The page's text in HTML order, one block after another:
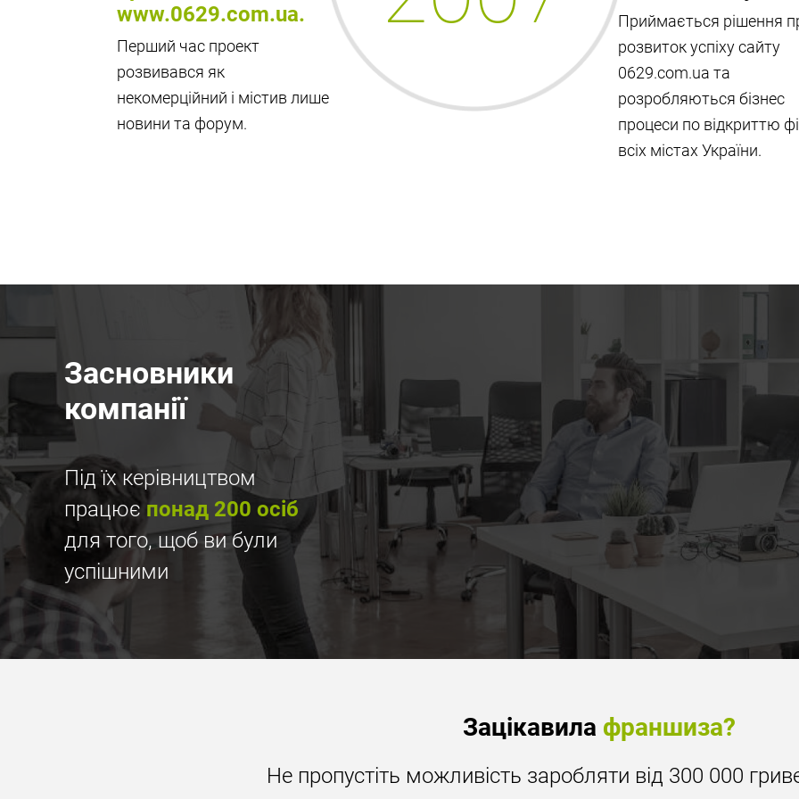
ви гарантовано
виникнути під час
бренд відомий,
простий в
вирішення
окупність в термін
штат
www.0629.com.ua.
Перший час проект
розвивався як
некомерційний і містив лише
новини та форум.
Приймається рішення
розвиток успіху сайту
0629.com.ua та
розробляються бізнес
процеси по відкриттю
всіх містах України.
Засновники
компанії
Під їх керівництвом
працює понад 200 осіб
для того, щоб ви були
успішними
Зацікавила франшиза?
Не пропустіть можливість заробляти від 300 000